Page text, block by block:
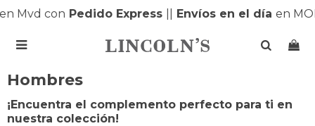
Mvd conPedido Express Envíos en el día en

Hombres
¡Encuentra el complemento perfecto para ti en
nuestra colección!